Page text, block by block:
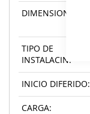
DIMENSIONES:
TIPO DE
INSTALACIN:
INICIO DIFERIDO:
CARGA: